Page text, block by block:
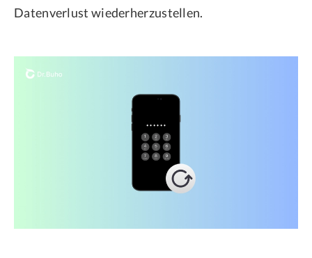
Datenverlust wiederherzustellen.